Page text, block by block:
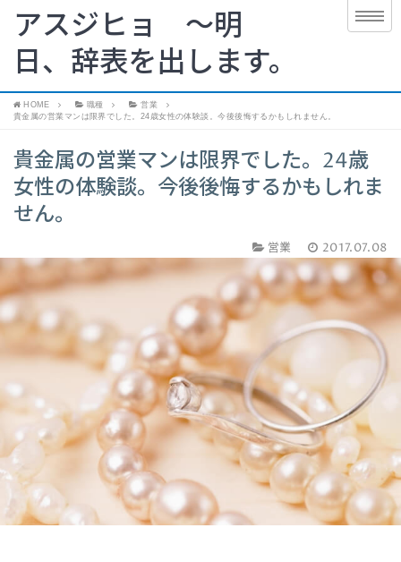
アスジヒョ 〜明
日、辞表を出します。
HOME 職種
営業
貴金属の営業マンは限界でした。24歳女性の体験談。今後後悔するかもしれません。
貴金属の営業マンは限界でした。24歳
女性の体験談。今後後悔するかもしれま
せん。
営業 2017.07.08